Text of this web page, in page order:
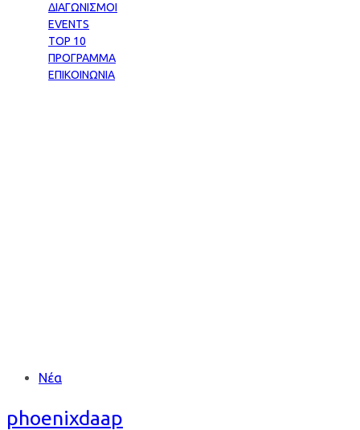
ΔΙΑΓΩΝΙΣΜΟΙ
EVENTS
TOP 10
ΠΡΟΓΡΑΜΜΑ
ΕΠΙΚΟΙΝΩΝΙΑ
Tags Νέα
phoenixdaap